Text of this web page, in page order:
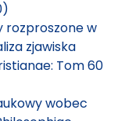
rozproszone w
zjawiska
Tom 60
wobec